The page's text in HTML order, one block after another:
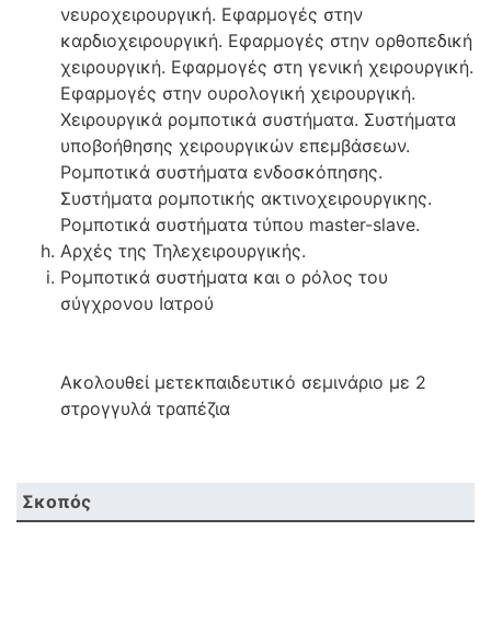
νευροχειρουργική. Εφαρμογές στην
καρδιοχειρουργική. Εφαρμογές στην ορθοπεδική
χειρουργική. Εφαρμογές στη γενική χειρουργική.
Εφαρμογές στην ουρολογική χειρουργική.
Χειρουργικά ρομποτικά συστήματα. Συστήματα
υποβοήθησης χειρουργικών επεμβάσεων.
Ρομποτικά συστήματα ενδοσκόπησης.
Συστήματα ρομποτικής ακτινοχειρουργικης.
Ρομποτικά συστήματα τύπου master-slave.
Αρχές της Τηλεχειρουργικής.
Ρομποτικά συστήματα και ο ρόλος του
σύγχρονου Ιατρού
Ακολουθεί μετεκπαιδευτικό σεμινάριο με 2
στρογγυλά τραπέζια
Σκοπός